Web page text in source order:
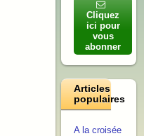
Cliquez
ici pour
vous
abonner
Articles
populaires
A la croisée